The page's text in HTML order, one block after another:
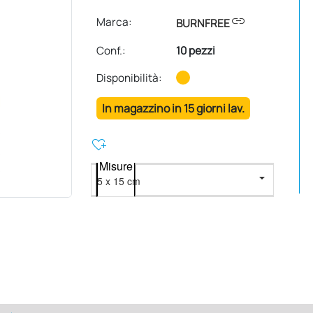
Marca:
BURNFREElink
Conf.:
10 pezzi
Disponibilità:
In magazzino in 15 giorni lav.
heart_plus
Misure